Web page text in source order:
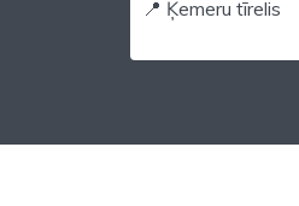
📍 Ķemeru tīrelis